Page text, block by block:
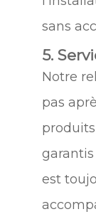
sans
5.
Notre
pas
est